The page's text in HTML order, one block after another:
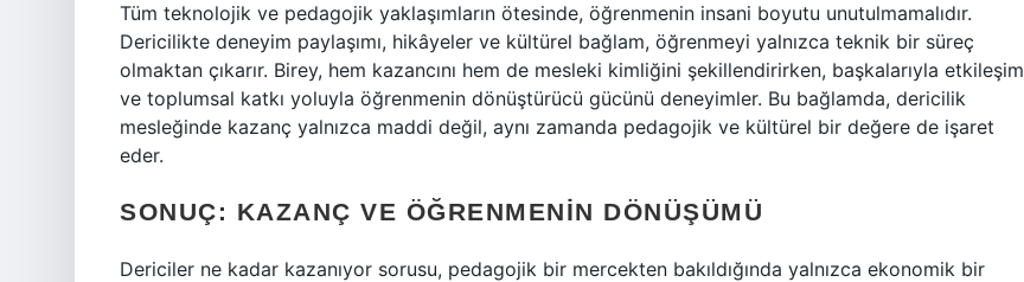
Tüm teknolojik ve pedagojik yaklaşımların ötesinde, öğrenmenin insani boyutu unutulmamalıdır.
Dericilikte deneyim paylaşımı, hikâyeler ve kültürel bağlam, öğrenmeyi yalnızca teknik bir süreç
olmaktan çıkarır. Birey, hem kazancını hem de mesleki kimliğini şekillendirirken, başkalarıyla etkileşim
ve toplumsal katkı yoluyla öğrenmenin dönüştürücü gücünü deneyimler. Bu bağlamda, dericilik
mesleğinde kazanç yalnızca maddi değil, aynı zamanda pedagojik ve kültürel bir değere de işaret
eder.
SONUÇ: KAZANÇ VE ÖĞRENMENIN DÖNÜŞÜMÜ
Dericiler ne kadar kazanıyor sorusu, pedagojik bir mercekten bakıldığında yalnızca ekonomik bir